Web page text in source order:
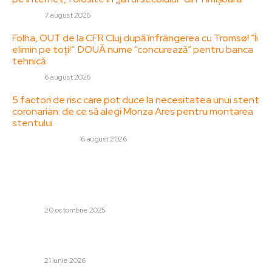
7 august 2026
Folha, OUT de la CFR Cluj după înfrângerea cu Tromsø! ”Îi
elimin pe toți!”. DOUĂ nume ”concurează” pentru banca
tehnică
6 august 2026
5 factori de risc care pot duce la necesitatea unui stent
coronarian: de ce să alegi Monza Ares pentru montarea
stentului
6 august 2026
20 octombrie 2025
21 iunie 2026